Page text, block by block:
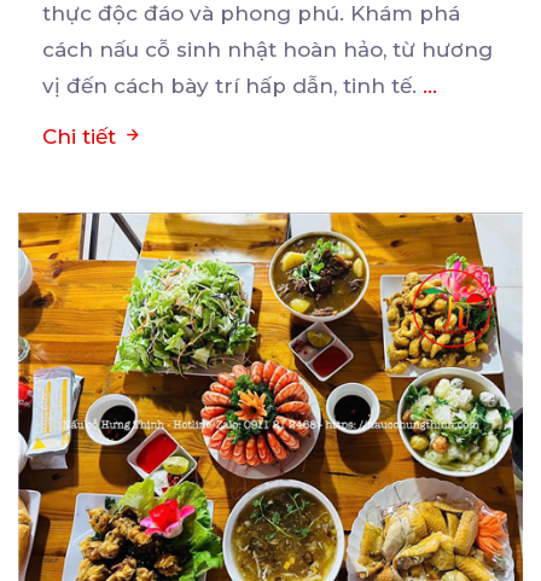
thực độc đáo và phong phú. Khám phá
cách nấu cỗ sinh nhật hoàn hảo, từ hương
vị đến cách bày trí hấp dẫn, tinh tế. ...
Chi tiết